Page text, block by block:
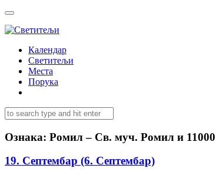
Календар
Светитељи
Места
Порука
Ознака: Ромил – Св. муч. Ромил и 11000
19. Септембар (6. Септембар)